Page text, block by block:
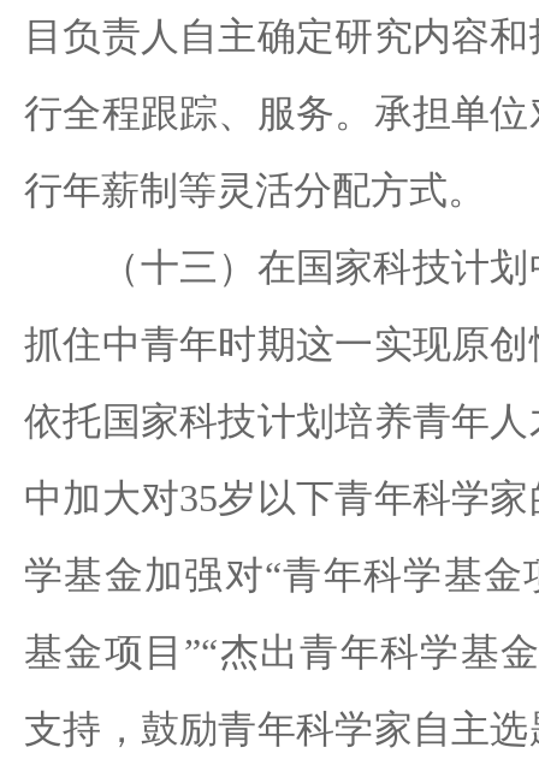
目负责人自主确定研究内容
行全程跟踪、服务。承担单
行年薪制等灵活分配方式。
（十三）在国家科技计划
抓住中青年时期这一实现原
依托国家科技计划培养青年
中加大对35岁以下青年科学
学基金加强对“青年科学基金
基金项目”“杰出青年科学基
支持，鼓励青年科学家自主